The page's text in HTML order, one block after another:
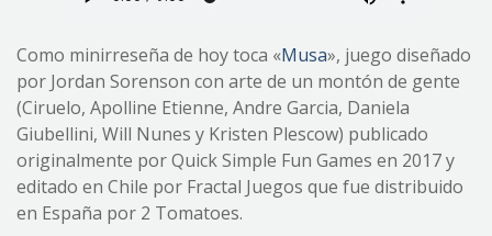
Como minirreseña de hoy toca «Musa», juego diseñado
por Jordan Sorenson con arte de un montón de gente
(Ciruelo, Apolline Etienne, Andre Garcia, Daniela
Giubellini, Will Nunes y Kristen Plescow) publicado
originalmente por Quick Simple Fun Games en 2017 y
editado en Chile por Fractal Juegos que fue distribuido
en España por 2 Tomatoes.